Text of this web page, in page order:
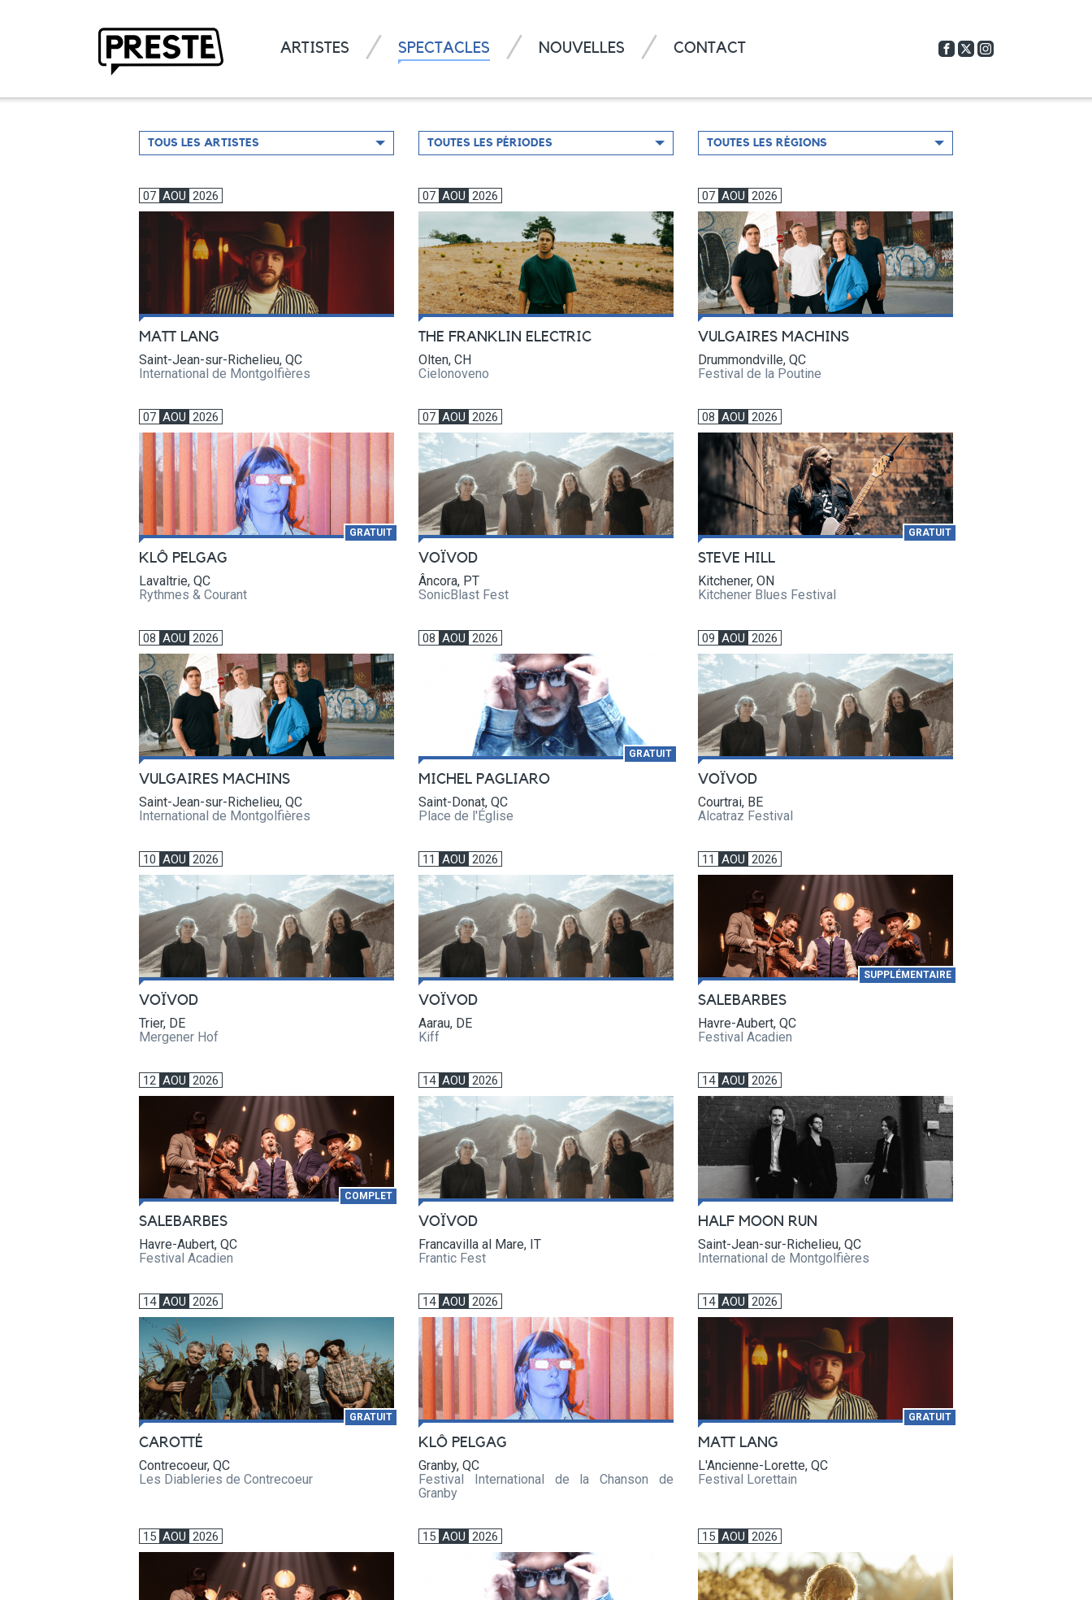
ARTISTES SPECTACLES NOUVELLES CONTACT
Filtrer
par
TOUS LES ARTISTES
Filtrer
par
TOUTES LES PÉRIODES
Filtrer
par
TOUTES LES RÉGIONS
07 AOU 2026
MATT LANG
Saint-Jean-sur-Richelieu, QC
International de Montgolfières
07 AOU 2026
THE FRANKLIN ELECTRIC
Olten, CH
Cielonoveno
07 AOU 2026
VULGAIRES MACHINS
Drummondville, QC
Festival de la Poutine
07 AOU 2026
GRATUIT
KLÔ PELGAG
Lavaltrie, QC
Rythmes & Courant
07 AOU 2026
VOÏVOD
Âncora, PT
SonicBlast Fest
08 AOU 2026
GRATUIT
STEVE HILL
Kitchener, ON
Kitchener Blues Festival
08 AOU 2026
VULGAIRES MACHINS
Saint-Jean-sur-Richelieu, QC
International de Montgolfières
08 AOU 2026
GRATUIT
MICHEL PAGLIARO
Saint-Donat, QC
Place de l'Église
09 AOU 2026
VOÏVOD
Courtrai, BE
Alcatraz Festival
10 AOU 2026
VOÏVOD
Trier, DE
Mergener Hof
11 AOU 2026
VOÏVOD
Aarau, DE
Kiff
11 AOU 2026
SUPPLÉMENTAIRE
SALEBARBES
Havre-Aubert, QC
Festival Acadien
12 AOU 2026
COMPLET
SALEBARBES
Havre-Aubert, QC
Festival Acadien
14 AOU 2026
VOÏVOD
Francavilla al Mare, IT
Frantic Fest
14 AOU 2026
HALF MOON RUN
Saint-Jean-sur-Richelieu, QC
International de Montgolfières
14 AOU 2026
GRATUIT
CAROTTÉ
Contrecoeur, QC
Les Diableries de Contrecoeur
14 AOU 2026
KLÔ PELGAG
Granby, QC
Festival International de la Chanson de
Granby
14 AOU 2026
GRATUIT
MATT LANG
L'Ancienne-Lorette, QC
Festival Lorettain
15 AOU 2026 15 AOU 2026 15 AOU 2026